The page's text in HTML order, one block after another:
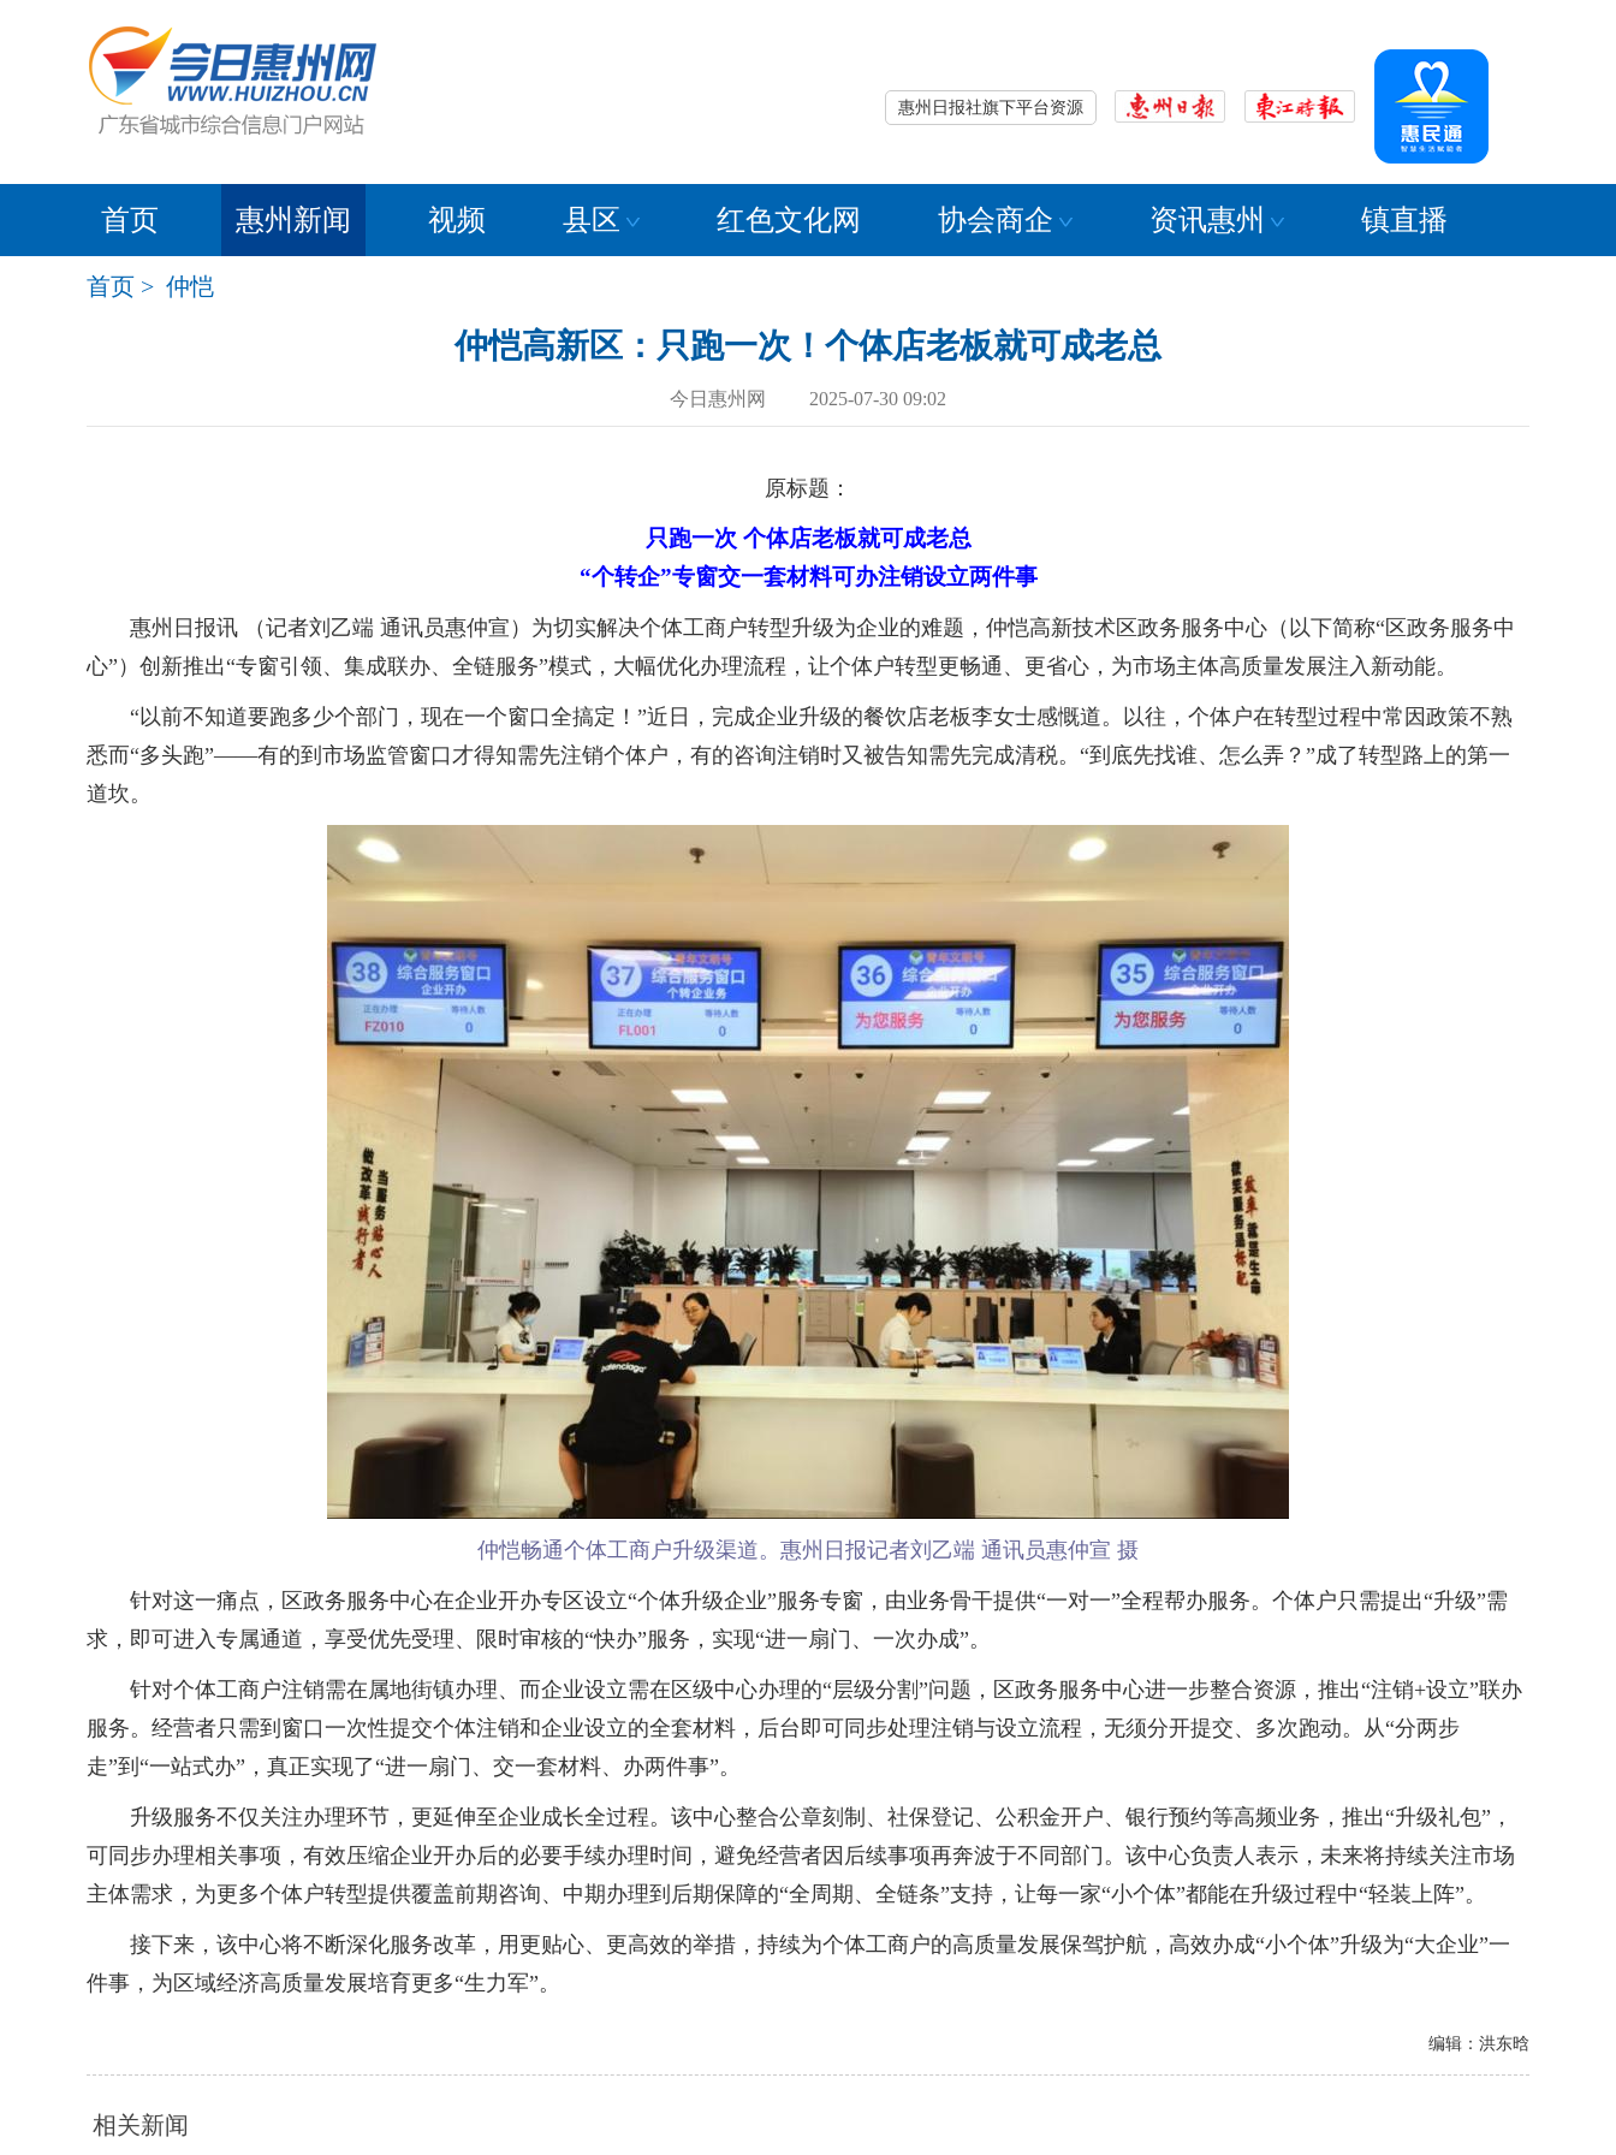
惠州日报社旗下平台资源
首页 惠州新闻 视频 县区 红色文化网 协会商企 资讯惠州 镇直播
首页 > 仲恺
仲恺高新区：只跑一次！个体店老板就可成老总
今日惠州网 2025-07-30 09:02
原标题：
只跑一次 个体店老板就可成老总
“个转企”专窗交一套材料可办注销设立两件事
惠州日报讯 （记者刘乙端 通讯员惠仲宣）为切实解决个体工商户转型升级为企业的难题，仲恺高新技术区政务服务中心（以下简称“区政务服务中
心”）创新推出“专窗引领、集成联办、全链服务”模式，大幅优化办理流程，让个体户转型更畅通、更省心，为市场主体高质量发展注入新动能。
“以前不知道要跑多少个部门，现在一个窗口全搞定！”近日，完成企业升级的餐饮店老板李女士感慨道。以往，个体户在转型过程中常因政策不熟
悉而“多头跑”——有的到市场监管窗口才得知需先注销个体户，有的咨询注销时又被告知需先完成清税。“到底先找谁、怎么弄？”成了转型路上的第一
道坎。
仲恺畅通个体工商户升级渠道。惠州日报记者刘乙端 通讯员惠仲宣 摄
针对这一痛点，区政务服务中心在企业开办专区设立“个体升级企业”服务专窗，由业务骨干提供“一对一”全程帮办服务。个体户只需提出“升级”需
求，即可进入专属通道，享受优先受理、限时审核的“快办”服务，实现“进一扇门、一次办成”。
针对个体工商户注销需在属地街镇办理、而企业设立需在区级中心办理的“层级分割”问题，区政务服务中心进一步整合资源，推出“注销+设立”联办
服务。经营者只需到窗口一次性提交个体注销和企业设立的全套材料，后台即可同步处理注销与设立流程，无须分开提交、多次跑动。从“分两步
走”到“一站式办”，真正实现了“进一扇门、交一套材料、办两件事”。
升级服务不仅关注办理环节，更延伸至企业成长全过程。该中心整合公章刻制、社保登记、公积金开户、银行预约等高频业务，推出“升级礼包”，
可同步办理相关事项，有效压缩企业开办后的必要手续办理时间，避免经营者因后续事项再奔波于不同部门。该中心负责人表示，未来将持续关注市场
主体需求，为更多个体户转型提供覆盖前期咨询、中期办理到后期保障的“全周期、全链条”支持，让每一家“小个体”都能在升级过程中“轻装上阵”。
接下来，该中心将不断深化服务改革，用更贴心、更高效的举措，持续为个体工商户的高质量发展保驾护航，高效办成“小个体”升级为“大企业”一
件事，为区域经济高质量发展培育更多“生力军”。
编辑：洪东晗
相关新闻